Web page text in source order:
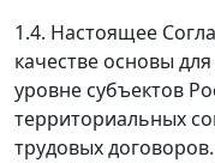
1.4. Настоящее
качестве основы
уровне субъектов
территориальных
трудовых договоров.